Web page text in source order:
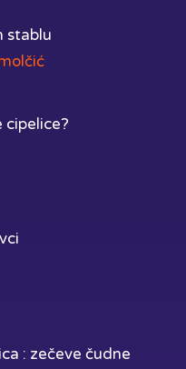
stablu
cipelice?
: zečeve čudne